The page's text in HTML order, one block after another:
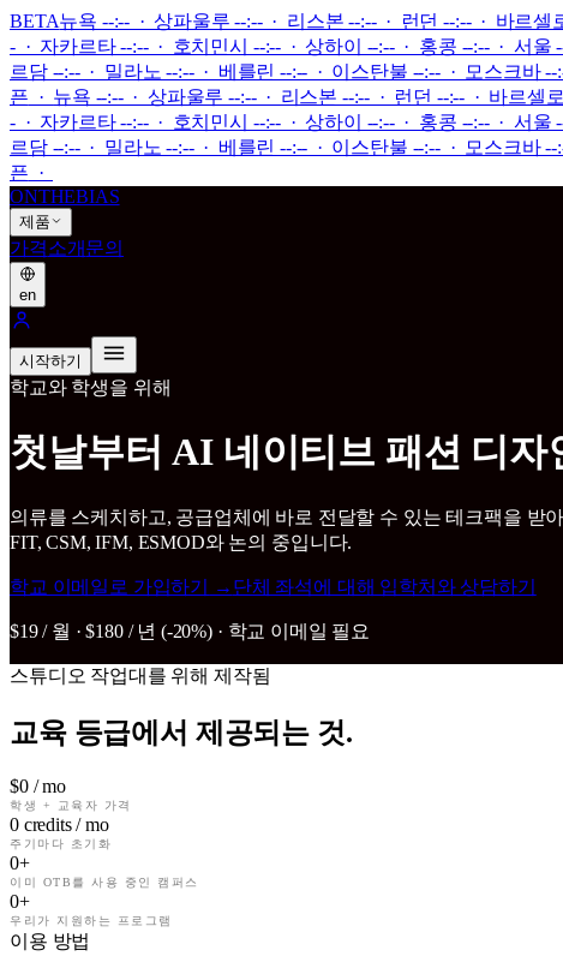
BETA뉴욕 --:-- · 상파울루 --:-- · 리스본 --:-- · 런던 --:-- · 바르
- · 자카르타 --:-- · 호치민시 --:-- · 상하이 --:-- · 홍콩 --:-- · 서울
르담 --:-- · 밀라노 --:-- · 베를린 --:-- · 이스탄불 --:-- · 모스크바
픈 · 뉴욕 --:-- · 상파울루 --:-- · 리스본 --:-- · 런던 --:-- · 바르셀
- · 자카르타 --:-- · 호치민시 --:-- · 상하이 --:-- · 홍콩 --:-- · 서울
르담 --:-- · 밀라노 --:-- · 베를린 --:-- · 이스탄불 --:-- · 모스크바
픈 ·
ONTHEBIAS
제품
가격소개문의
en
시작하기
학교와 학생을 위해
첫날부터 AI 네이티브 패션 디자
의류를 스케치하고, 공급업체에 바로 전달할 수 있는 테크팩을 받
FIT, CSM, IFM, ESMOD와 논의 중입니다.
학교 이메일로 가입하기 → 단체 좌석에 대해 입학처와 상담하기
$19 / 월 · $180 / 년 (-20%) · 학교 이메일 필요
스튜디오 작업대를 위해 제작됨
교육 등급에서 제공되는 것.
$0/ mo
학생 + 교육자 가격
0credits / mo
주기마다 초기화
0+
이미 OTB를 사용 중인 캠퍼스
0+
우리가 지원하는 프로그램
이용 방법